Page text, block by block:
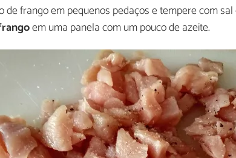
de frango em pequenos pedaços e tempere com
em uma panela com um pouco de azeite.